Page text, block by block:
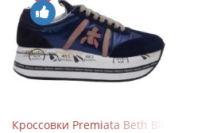
Кроссовки Premiata Beth Blue White